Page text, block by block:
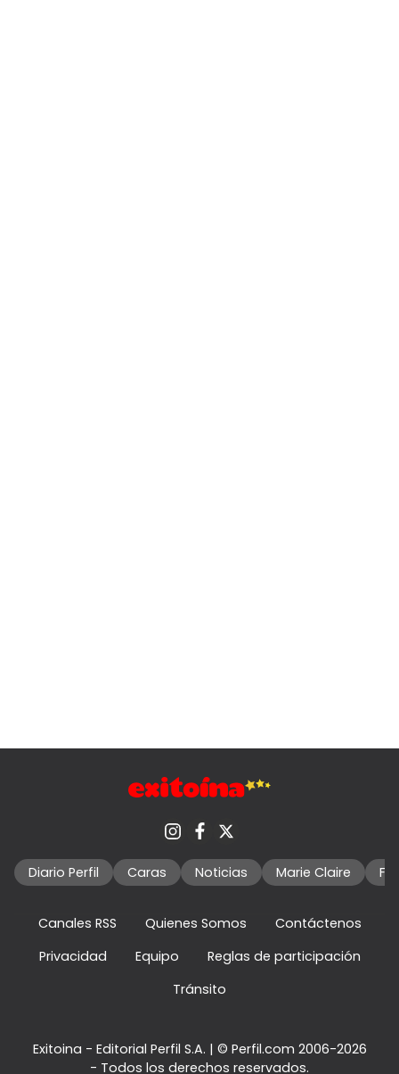
Diario Perfil Caras Noticias Marie Claire
Canales RSS Quienes Somos
Contáctenos
Privacidad
Equipo
Reglas de participación
Tránsito
Exitoina - Editorial Perfil S.A. | © Perfil.com 2006-2026
- Todos los derechos reservados.